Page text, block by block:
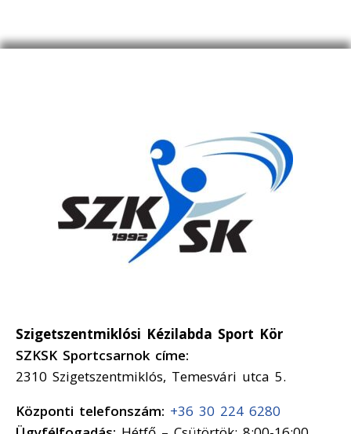
Szigetszentmiklósi Kézilabda Sport Kör
SZKSK Sportcsarnok címe:
2310 Szigetszentmiklós, Temesvári utca 5.
Központi telefonszám: +36 30 224 6280